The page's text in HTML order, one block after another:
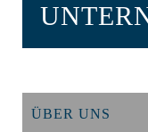
ÜBER UNS